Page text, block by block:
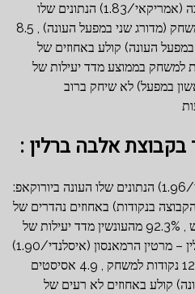
למשחק אלבה ברלין – פייטון סיבה (אמריקאי/1.83) הנתונים שלו
העונה ביורוקאפ: 15.3 נקודות למשחק (מדורג שני במפעל העונה) , 8.5
העונה) קולע באחוזים של
בכמעט 6 זריקות למשחק בממוצע מדד יעילות של
במפעל) לא שיחק ברוב
אלבה ברלין :
ולנסיה – מאט תומאס (אמריקאי/1.96) הנתונים שלו העונה ביורוקאפ:
הקבוצה בנקודות) באחוזים נהדרים של
51.7% מהשדה , 45.3% מהשלוש , 92.3% מהעונשין מדד יעילות של
10.8 בממוצע למשחק אלבה ברלין – מרטין הרמאנסון (איסלנדי/1.90)
הנתונים שלו העונה ביורוקאפ: 12.9 נקודות למשחק , 4.9 אסיסטים
קולע באחוזים לא רעים של